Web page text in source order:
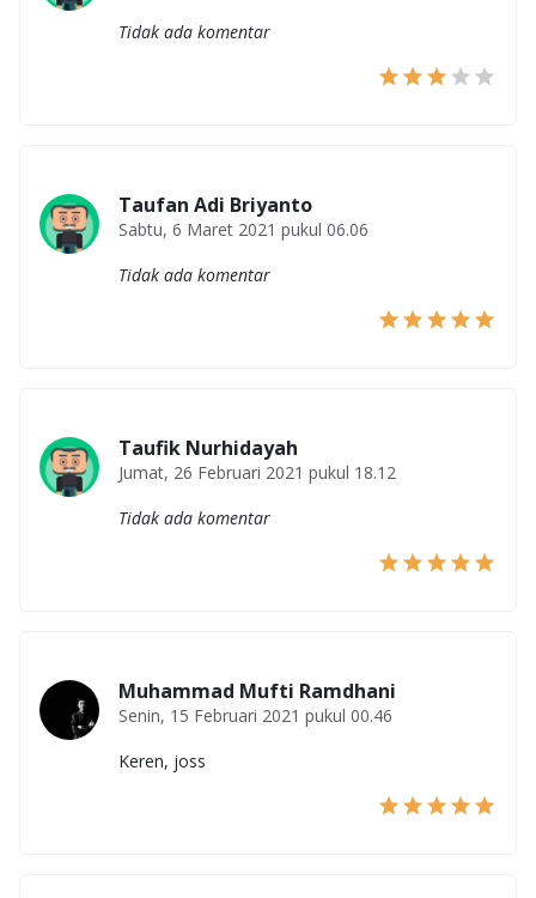
Tidak ada komentar
Taufan Adi Briyanto
Sabtu, 6 Maret 2021 pukul 06.06
Tidak ada komentar
Taufik Nurhidayah
Jumat, 26 Februari 2021 pukul 18.12
Tidak ada komentar
Muhammad Mufti Ramdhani
Senin, 15 Februari 2021 pukul 00.46
Keren, joss